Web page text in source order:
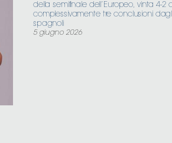
della semifinale dell’Europeo, vinta 4-2
complessivamente tre conclusioni
spagnoli
5 giugno 2026